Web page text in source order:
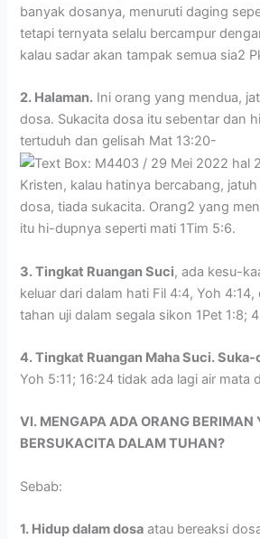
banyak dosanya, menuruti daging
tetapi ternyata selalu bercampur
kalau sadar akan tampak semua sia2
2. Halaman. Ini orang yang mendua,
dosa. Sukacita dosa itu sebentar dan
tertuduh dan gelisah Mat 13:20-
Kristen, kalau hatinya bercabang,
dosa, tiada sukacita. Orang2 yang
itu hi-dupnya seperti mati 1Tim 5:6.
3. Tingkat Ruangan Suci, ada kesu-
keluar dari dalam hati Fil 4:4, Yoh
tahan uji dalam segala sikon 1Pet 1:8;
4. Tingkat Ruangan Maha Suci.
Yoh 5:11; 16:24 tidak ada lagi air mata
VI. MENGAPA ADA ORANG BERIMAN
BERSUKACITA DALAM TUHAN?
Sebab:
1. Hidup dalam dosa atau bereaksi